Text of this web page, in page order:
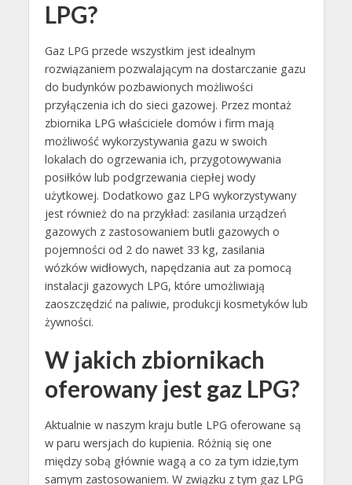
LPG?
Gaz LPG przede wszystkim jest idealnym
rozwiązaniem pozwalającym na dostarczanie gazu
do budynków pozbawionych możliwości
przyłączenia ich do sieci gazowej. Przez montaż
zbiornika LPG właściciele domów i firm mają
możliwość wykorzystywania gazu w swoich
lokalach do ogrzewania ich, przygotowywania
posiłków lub podgrzewania ciepłej wody
użytkowej. Dodatkowo gaz LPG wykorzystywany
jest również do na przykład: zasilania urządzeń
gazowych z zastosowaniem butli gazowych o
pojemności od 2 do nawet 33 kg, zasilania
wózków widłowych, napędzania aut za pomocą
instalacji gazowych LPG, które umożliwiają
zaoszczędzić na paliwie, produkcji kosmetyków lub
żywności.
W jakich zbiornikach
oferowany jest gaz LPG?
Aktualnie w naszym kraju butle LPG oferowane są
w paru wersjach do kupienia. Różnią się one
między sobą głównie wagą a co za tym idzie,tym
samym zastosowaniem. W związku z tym gaz LPG